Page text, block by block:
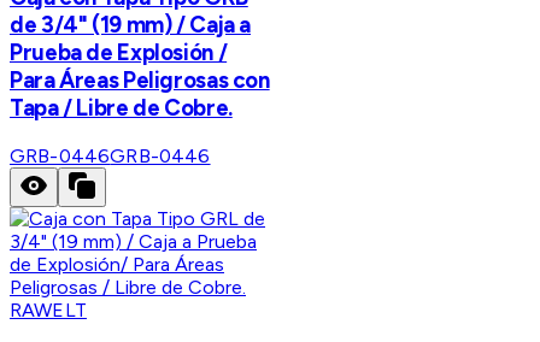
de 3/4" (19 mm) / Caja a
Prueba de Explosión /
Para Áreas Peligrosas con
Tapa / Libre de Cobre.
GRB-0446GRB-0446
RAWELT